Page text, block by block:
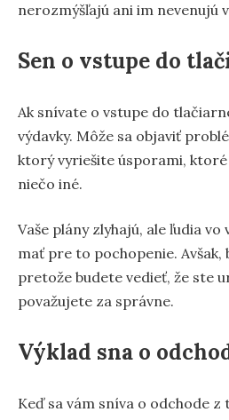
nerozmýšľajú ani im nevenujú
Sen o vstupe do
Ak snívate o vstupe do
výdavky. Môže sa objaviť
ktorý vyriešite úsporami,
niečo iné.
Vaše plány zlyhajú, ale ľudia vo
mať pre to pochopenie. Avšak,
pretože budete vedieť, že ste
považujete za správne.
Výklad sna o
Keď sa vám sníva o odchode